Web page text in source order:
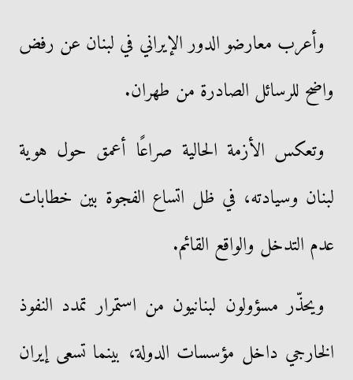
وأعرب معارضو الدور الإيراني في لبنان عن رفض
واضح للرسائل الصادرة من طهران.
وتعكس الأزمة الحالية صراعًا أعمق حول هوية
لبنان وسيادته، في ظل اتساع الفجوة بين خطابات
عدم التدخل والواقع القائم.
ويحذّر مسؤولون لبنانيون من استمرار تمدد النفوذ
الخارجي داخل مؤسسات الدولة، بينما تسعى إيران